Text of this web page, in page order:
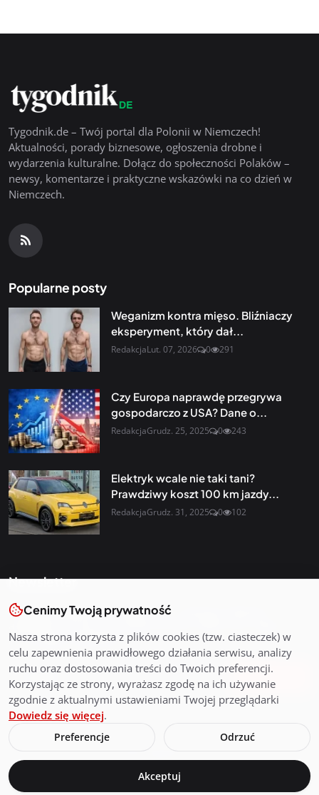
Tygodnik.de – Twój portal dla Polonii w Niemczech!
Aktualności, porady biznesowe, ogłoszenia drobne i
wydarzenia kulturalne. Dołącz do społeczności Polaków –
newsy, komentarze i praktyczne wskazówki na co dzień w
Niemczech.
Popularne posty
Weganizm kontra mięso. Bliźniaczy
eksperyment, który dał...
RedakcjaLut. 07, 2026 0 291
Czy Europa naprawdę przegrywa
gospodarczo z USA? Dane o...
RedakcjaGrudz. 25, 2025 0 243
Elektryk wcale nie taki tani?
Prawdziwy koszt 100 km jazdy...
RedakcjaGrudz. 31, 2025 0 102
Newsletter
Otrzymuj najnowsze wiadomości i starannie dobrane
do naszego newslettera
Zapisz się
Warunki strony
Cenimy Twoją prywatność
Nasza strona korzysta z plików cookies (tzw. ciasteczek) w
celu zapewnienia prawidłowego działania serwisu, analizy
ruchu oraz dostosowania treści do Twoich preferencji.
Korzystając ze strony, wyrażasz zgodę na ich używanie
zgodnie z aktualnymi ustawieniami Twojej przeglądarki
Dowiedz się więcej.
Preferencje Odrzuć
Akceptuj